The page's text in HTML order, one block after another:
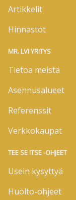
Artikkelit
Hinnastot
MR. LVI YRITYS
Tietoa meistä
Asennusalueet
Referenssit
Verkkokaupat
TEE SE ITSE -OHJEET
Usein kysyttyä
Huolto-ohjeet